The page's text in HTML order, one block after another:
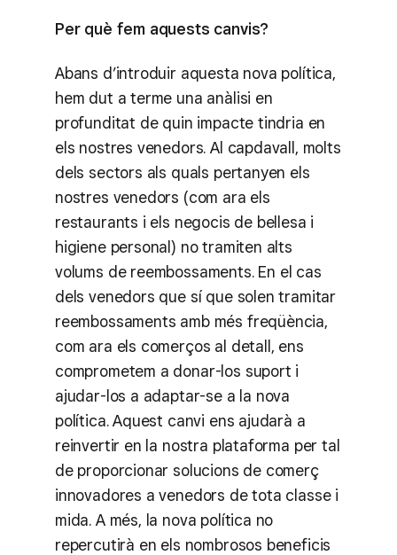
Per què fem aquests canvis?
Abans d’introduir aquesta nova política,
hem dut a terme una anàlisi en
profunditat de quin impacte tindria en
els nostres venedors. Al capdavall, molts
dels sectors als quals pertanyen els
nostres venedors (com ara els
restaurants i els negocis de bellesa i
higiene personal) no tramiten alts
volums de reembossaments. En el cas
dels venedors que sí que solen tramitar
reembossaments amb més freqüència,
com ara els comerços al detall, ens
comprometem a donar-los suport i
ajudar-los a adaptar-se a la nova
política. Aquest canvi ens ajudarà a
reinvertir en la nostra plataforma per tal
de proporcionar solucions de comerç
innovadores a venedors de tota classe i
mida. A més, la nova política no
repercutirà en els nombrosos beneficis